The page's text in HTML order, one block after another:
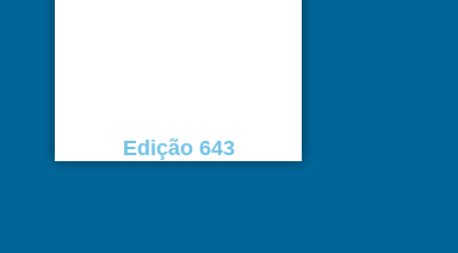
Edição 643